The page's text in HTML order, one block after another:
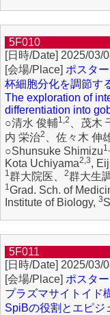
5F010
2025/03/
ポスタ
杯細胞分化を調節す
The exploration of
differentiation into
○清水 俊輔1,2 、茂木
内 栄治2 、佐々木 伸
○Shunsuke Shimizu
Kota Uchiyama2,3,
1群大院医、 2群大生
1Grad. Sch. of
Institute of Biology, 3
5F011
2025/03/
ポスタ
プラズマサイトイド
SpiBの役割とエピジ